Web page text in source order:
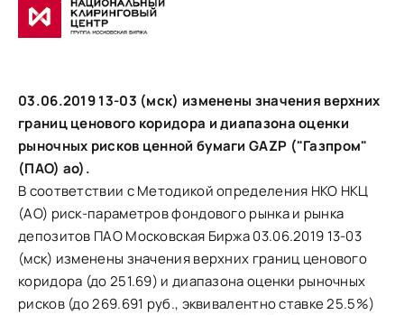
03.06.2019 13-03 (мск) изменены значения верхних
границ ценового коридора и диапазона оценки
рыночных рисков ценной бумаги GAZP ("Газпром"
(ПАО) ао).
В соответствии с Методикой определения НКО НКЦ
(АО) риск-параметров фондового рынка и рынка
депозитов ПАО Московская Биржа 03.06.2019 13-03
(мск) изменены значения верхних границ ценового
коридора (до 251.69) и диапазона оценки рыночных
рисков (до 269.691 руб., эквивалентно ставке 25.5%)